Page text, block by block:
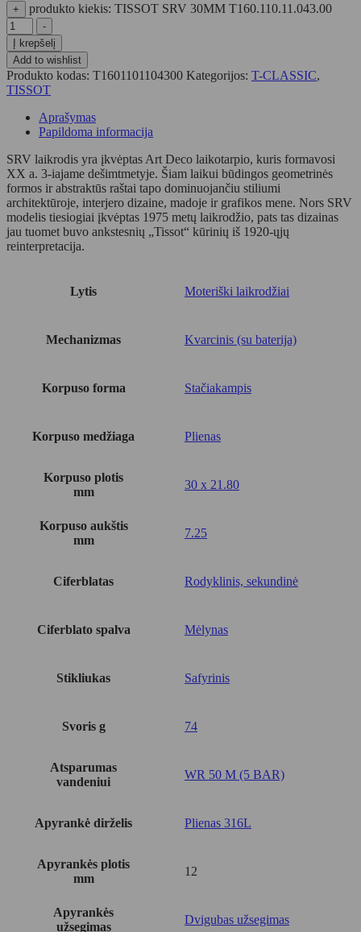
+ produkto kiekis: TISSOT SRV 30MM T160.110.11.043.00
-
Į krepšelį
Add to wishlist
Produkto kodas: T1601101104300 Kategorijos: T-CLASSIC,
TISSOT
Aprašymas
Papildoma informacija
SRV laikrodis yra įkvėptas Art Deco laikotarpio, kuris formavosi
XX a. 3-iajame dešimtmetyje. Šiam laikui būdingos geometrinės
formos ir abstraktūs raštai tapo dominuojančiu stiliumi
architektūroje, interjero dizaine, madoje ir grafikos mene. Nors SRV
modelis tiesiogiai įkvėptas 1975 metų laikrodžio, pats tas dizainas
jau tuomet buvo ankstesnių „Tissot“ kūrinių iš 1920-ųjų
reinterpretacija.
Lytis Moteriški laikrodžiai
Mechanizmas Kvarcinis (su baterija)
Korpuso forma Stačiakampis
Korpuso medžiaga Plienas
Korpuso plotis
mm
30 x 21.80
Korpuso aukštis
mm
7.25
Ciferblatas Rodyklinis, sekundinė
Ciferblato spalva Mėlynas
Stikliukas Safyrinis
Svoris g 74
Atsparumas
vandeniui
WR 50 M (5 BAR)
Apyrankė dirželis Plienas 316L
Apyrankės plotis
mm
12
Apyrankės
užsegimas
Dvigubas užsegimas